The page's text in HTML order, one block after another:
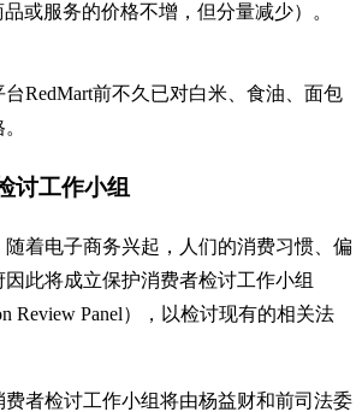
品或服务的价格不增，但分量减少）。
RedMart前不久已对白米、食油、面包
讨工作小组
着电子商务兴起，人们的消费习惯、偏
此将成立保护消费者检讨工作小组
Review Panel），以检讨现有的相关法
者检讨工作小组将由杨益财和前司法委